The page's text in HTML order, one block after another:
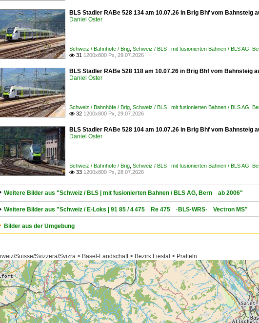
BLS Stadler RABe 528 134 am 10.07.26 in Brig Bhf vom Bahnsteig
Daniel Oster
Schweiz / Bahnhöfe / Brig Schweiz / BLS | mit fusionierten Bahnen / BLS AG,
 31 1200x800 Px, 29.07.2026
BLS Stadler RABe 528 118 am 10.07.26 in Brig Bhf vom Bahnsteig
Daniel Oster
Schweiz / Bahnhöfe / Brig Schweiz / BLS | mit fusionierten Bahnen / BLS AG,
 32 1200x800 Px, 29.07.2026
BLS Stadler RABe 528 104 am 10.07.26 in Brig Bhf vom Bahnsteig
Daniel Oster
Schweiz / Bahnhöfe / Brig Schweiz / BLS | mit fusionierten Bahnen / BLS AG,
 33 1200x800 Px, 28.07.2026
Weitere Bilder aus "Schweiz / BLS | mit fusionierten Bahnen / BLS AG, Bern ab 2006"
Weitere Bilder aus "Schweiz / E-Loks | 91 85 / 4 475 Re 475 ·BLS·WRS· Vectron MS"
Bilder aus der Umgebung
Suisse/Svizzera/Svizra > Basel-Landschaft > Bezirk Liestal > Pratteln